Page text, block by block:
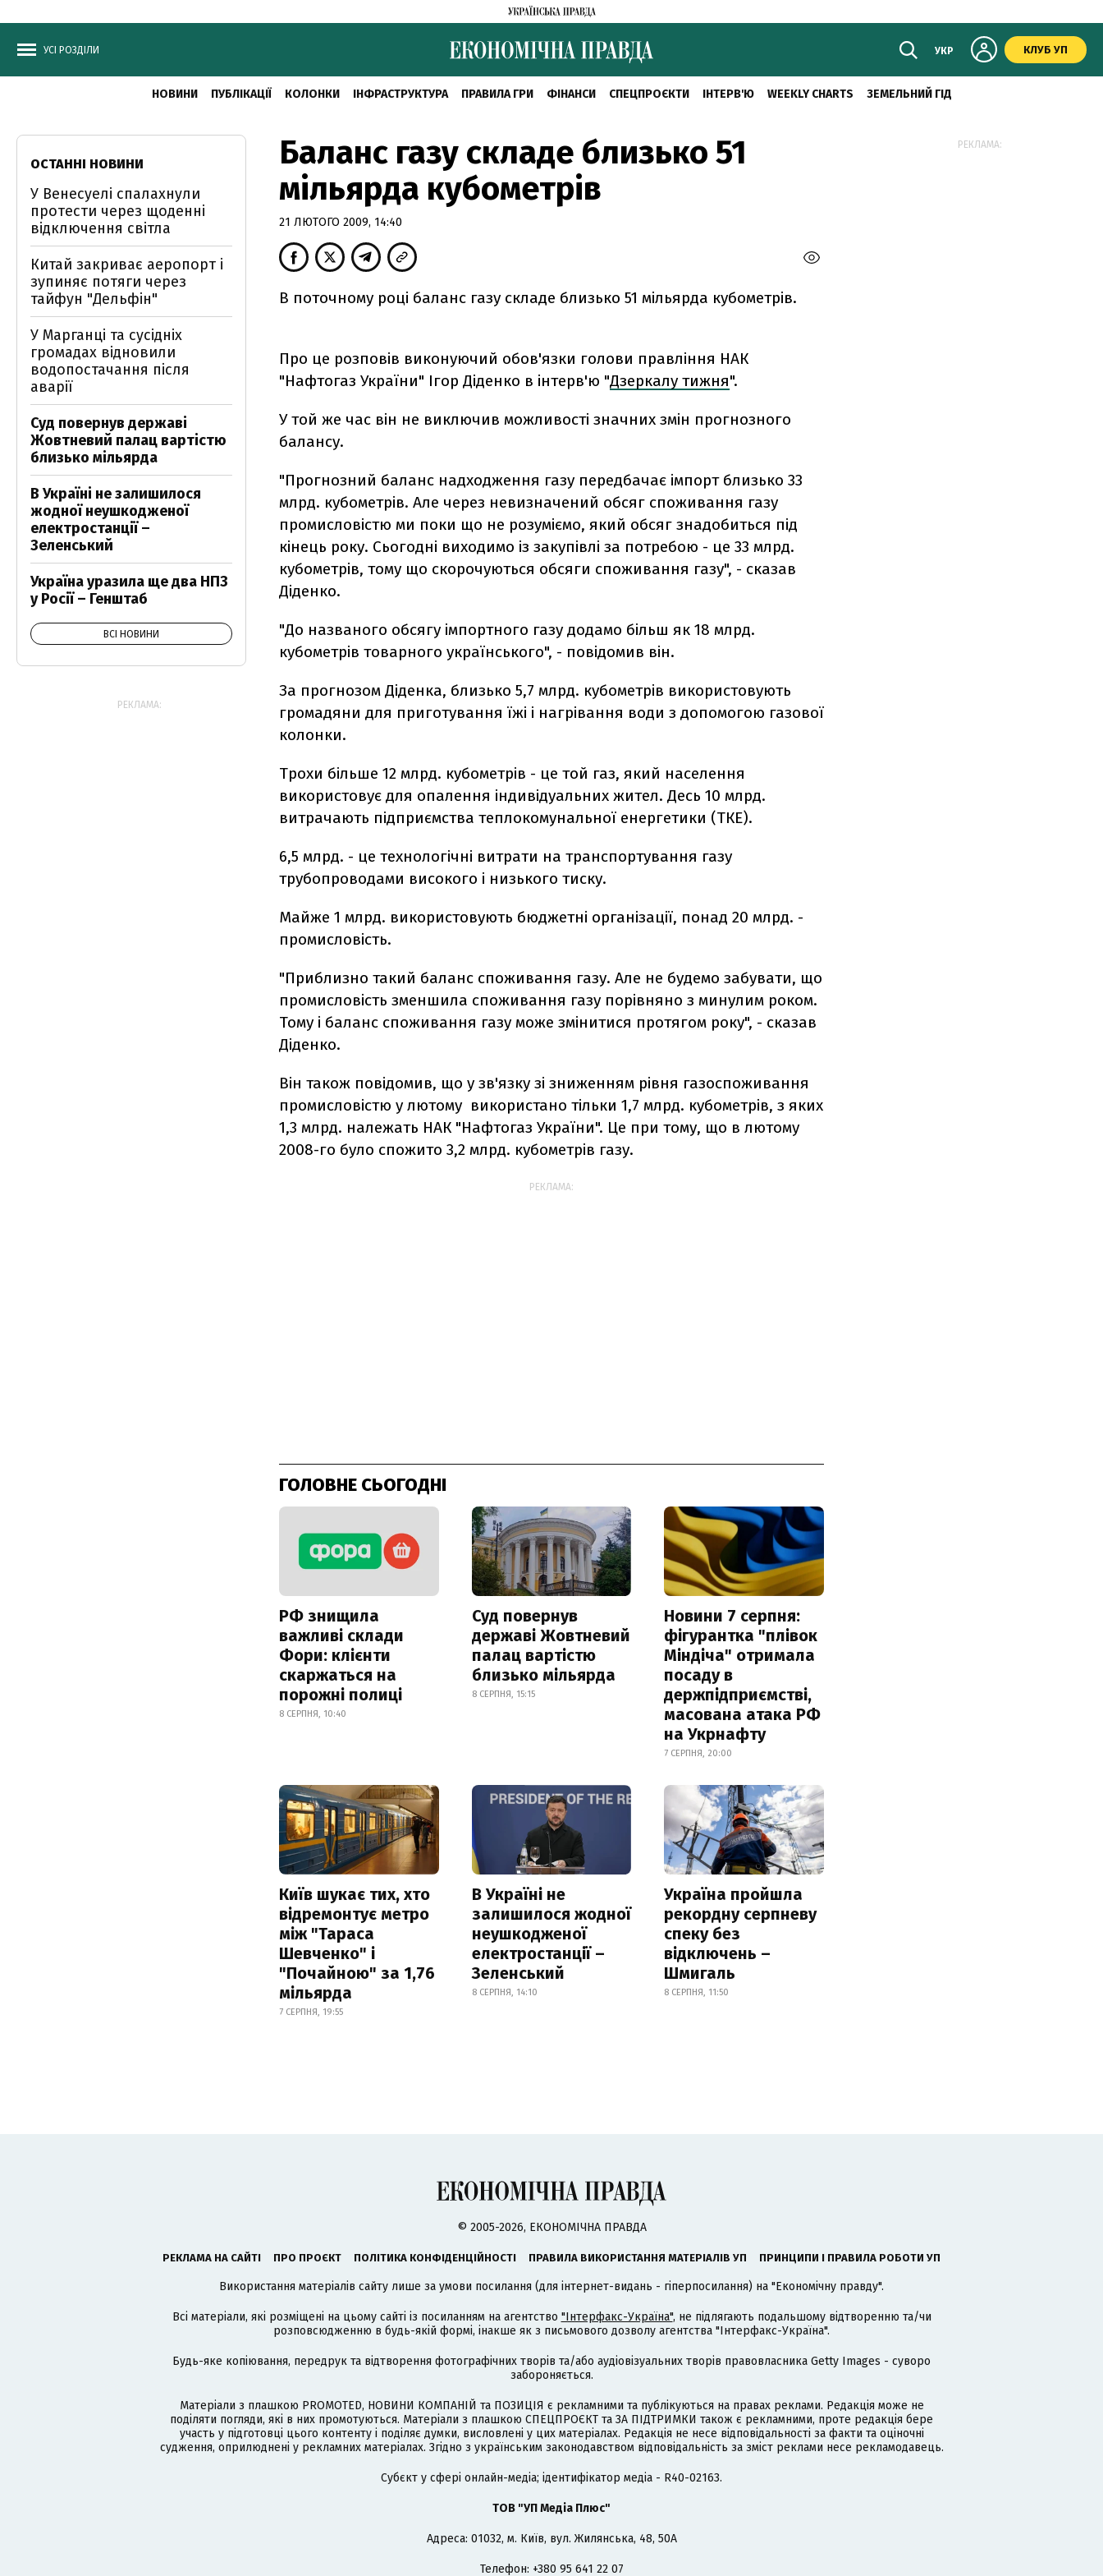
УСІ РОЗДІЛИ УКР КЛУБ УП
НОВИНИ ПУБЛІКАЦІЇ КОЛОНКИ ІНФРАСТРУКТУРА ПРАВИЛА ГРИ ФІНАНСИ СПЕЦПРОЄКТИ ІНТЕРВ'Ю WEEKLY CHARTS ЗЕМЕЛЬНИЙ ГІД
Баланс газу складе близько 51
мільярда кубометрів
21 ЛЮТОГО 2009, 14:40
В поточному році баланс газу складе близько 51 мільярда кубометрів.
Про це розповів виконуючий обов'язки голови правління НАК
"Нафтогаз України" Ігор Діденко в інтерв'ю "Дзеркалу тижня".
У той же час він не виключив можливості значних змін прогнозного
балансу.
"Прогнозний баланс надходження газу передбачає імпорт близько 33
млрд. кубометрів. Але через невизначений обсяг споживання газу
промисловістю ми поки що не розуміємо, який обсяг знадобиться під
кінець року. Сьогодні виходимо із закупівлі за потребою - це 33 млрд.
кубометрів, тому що скорочуються обсяги споживання газу", - сказав
Діденко.
"До названого обсягу імпортного газу додамо більш як 18 млрд.
кубометрів товарного українського", - повідомив він.
За прогнозом Діденка, близько 5,7 млрд. кубометрів використовують
громадяни для приготування їжі і нагрівання води з допомогою газової
колонки.
Трохи більше 12 млрд. кубометрів - це той газ, який населення
використовує для опалення індивідуальних жител. Десь 10 млрд.
витрачають підприємства теплокомунальної енергетики (ТКЕ).
6,5 млрд. - це технологічні витрати на транспортування газу
трубопроводами високого і низького тиску.
Майже 1 млрд. використовують бюджетні організації, понад 20 млрд. -
промисловість.
"Приблизно такий баланс споживання газу. Але не будемо забувати, що
промисловість зменшила споживання газу порівняно з минулим роком.
Тому і баланс споживання газу може змінитися протягом року", - сказав
Діденко.
Він також повідомив, що у зв'язку зі зниженням рівня газоспоживання
промисловістю у лютому використано тільки 1,7 млрд. кубометрів, з яких
1,3 млрд. належать НАК "Нафтогаз України". Це при тому, що в лютому
2008-го було спожито 3,2 млрд. кубометрів газу.
РЕКЛАМА:
ГОЛОВНЕ СЬОГОДНІ
РФ знищила
важливі склади
Фори: клієнти
скаржаться на
порожні полиці
8 СЕРПНЯ, 10:40
Суд повернув
державі Жовтневий
палац вартістю
близько мільярда
8 СЕРПНЯ, 15:15
Новини 7 серпня:
фігурантка "плівок
Міндіча" отримала
посаду в
держпідприємстві,
масована атака РФ
на Укрнафту
7 СЕРПНЯ, 20:00
Київ шукає тих, хто
відремонтує метро
між "Тараса
Шевченко" і
"Почайною" за 1,76
мільярда
7 СЕРПНЯ, 19:55
В Україні не
залишилося жодної
неушкодженої
електростанції –
Зеленський
8 СЕРПНЯ, 14:10
Україна пройшла
рекордну серпневу
спеку без
відключень –
Шмигаль
8 СЕРПНЯ, 11:50
ОСТАННІ НОВИНИ
У Венесуелі спалахнули
протести через щоденні
відключення світла
Китай закриває аеропорт і
зупиняє потяги через
тайфун "Дельфін"
У Марганці та сусідніх
громадах відновили
водопостачання після
аварії
Суд повернув державі
Жовтневий палац вартістю
близько мільярда
В Україні не залишилося
жодної неушкодженої
електростанції –
Зеленський
Україна уразила ще два НПЗ
у Росії – Генштаб
ВСІ НОВИНИ
РЕКЛАМА:
РЕКЛАМА:
© 2005-2026, ЕКОНОМІЧНА ПРАВДА
РЕКЛАМА НА САЙТІ ПРО ПРОЄКТ ПОЛІТИКА КОНФІДЕНЦІЙНОСТІ ПРАВИЛА ВИКОРИСТАННЯ МАТЕРІАЛІВ УП ПРИНЦИПИ І ПРАВИЛА РОБОТИ УП
Використання матеріалів сайту лише за умови посилання (для інтернет-видань - гіперпосилання) на "Економічну правду".
Всі матеріали, які розміщені на цьому сайті із посиланням на агентство "Інтерфакс-Україна", не підлягають подальшому відтворенню та/чи
розповсюдженню в будь-якій формі, інакше як з письмового дозволу агентства "Інтерфакс-Україна".
Будь-яке копіювання, передрук та відтворення фотографічних творів та/або аудіовізуальних творів правовласника Getty Images - суворо
забороняється.
Матеріали з плашкою PROMOTED, НОВИНИ КОМПАНІЙ та ПОЗИЦІЯ є рекламними та публікуються на правах реклами. Редакція може не
поділяти погляди, які в них промотуються. Матеріали з плашкою СПЕЦПРОЄКТ та ЗА ПІДТРИМКИ також є рекламними, проте редакція бере
участь у підготовці цього контенту і поділяє думки, висловлені у цих матеріалах. Редакція не несе відповідальності за факти та оціночні
судження, оприлюднені у рекламних матеріалах. Згідно з українським законодавством відповідальність за зміст реклами несе рекламодавець.
Cубєкт у сфері онлайн-медіа; ідентифікатор медіа - R40-02163.
ТОВ "УП Медіа Плюс"
Адреса: 01032, м. Київ, вул. Жилянська, 48, 50А
Телефон: +380 95 641 22 07